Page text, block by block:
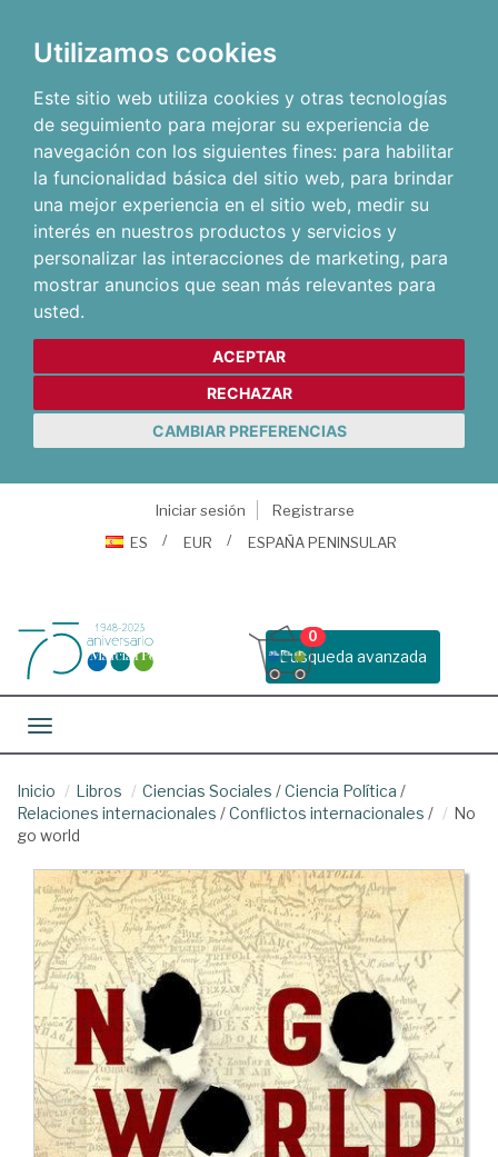
Utilizamos cookies
Este sitio web utiliza cookies y otras tecnologías
de seguimiento para mejorar su experiencia de
navegación con los siguientes fines: para habilitar
la funcionalidad básica del sitio web, para brindar
una mejor experiencia en el sitio web, medir su
interés en nuestros productos y servicios y
personalizar las interacciones de marketing, para
mostrar anuncios que sean más relevantes para
usted.
ACEPTAR
RECHAZAR
CAMBIAR PREFERENCIAS
Iniciar sesión
Registrarse
ES
EUR ESPAÑA PENINSULAR
Busqueda avanzada
0
Toggle navigation
Inicio Libros Ciencias Sociales /Ciencia Política /
Relaciones internacionales /Conflictos internacionales /
No
go world